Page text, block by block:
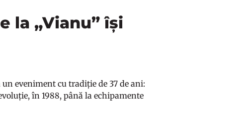
la „Vianu” își
eveniment cu tradiție de 37 de ani:
în 1988, până la echipamente